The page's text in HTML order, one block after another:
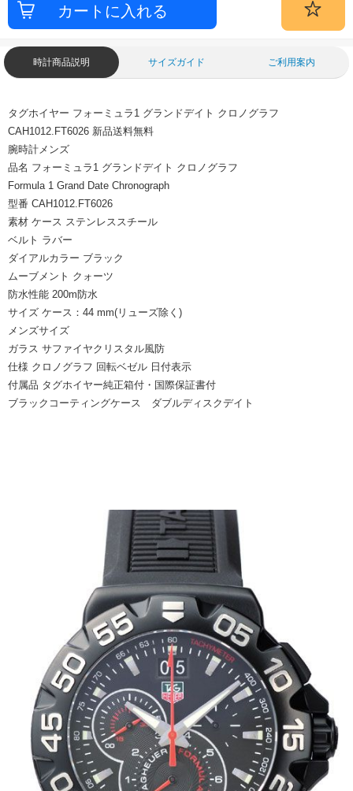
時計商品説明 サイズガイド ご利用案内
タグホイヤー フォーミュラ1 グランドデイト クロノグラフ
CAH1012.FT6026 新品送料無料
腕時計メンズ
品名 フォーミュラ1 グランドデイト クロノグラフ
Formula 1 Grand Date Chronograph
型番 CAH1012.FT6026
素材 ケース ステンレススチール
ベルト ラバー
ダイアルカラー ブラック
ムーブメント クォーツ
防水性能 200m防水
サイズ ケース：44 mm(リューズ除く)
メンズサイズ
ガラス サファイヤクリスタル風防
仕様 クロノグラフ 回転ベゼル 日付表示
付属品 タグホイヤー純正箱付・国際保証書付
ブラックコーティングケース ダブルディスクデイト